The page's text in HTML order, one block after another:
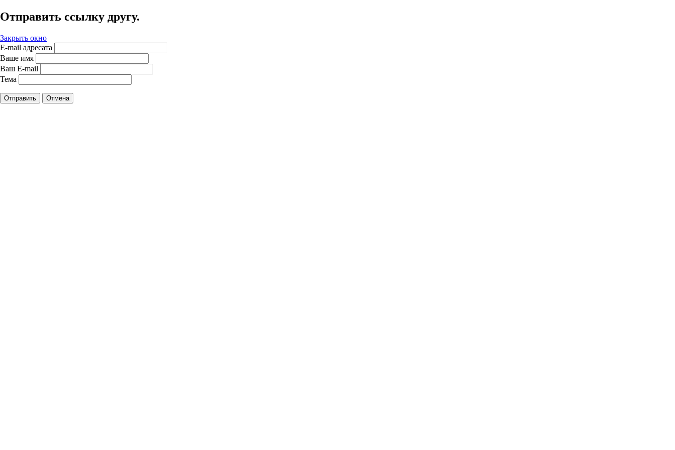
Отправить ссылку другу.
Закрыть окно
E-mail адресата
Ваше имя
Ваш E-mail
Тема
Отправить Отмена